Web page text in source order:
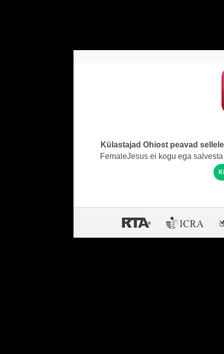
Külastajad Ohiost peavad
FemaleJesus ei kogu ega